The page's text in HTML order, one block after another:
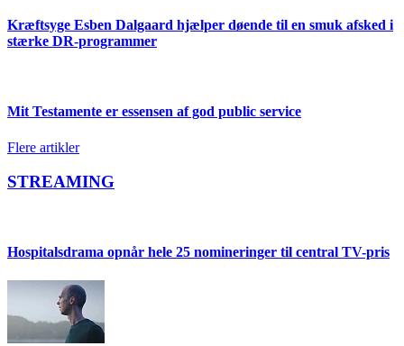
Kræftsyge Esben Dalgaard hjælper døende til en smuk afsked i
stærke DR-programmer
Mit Testamente er essensen af god public service
Flere artikler
STREAMING
Hospitalsdrama opnår hele 25 nomineringer til central TV-pris